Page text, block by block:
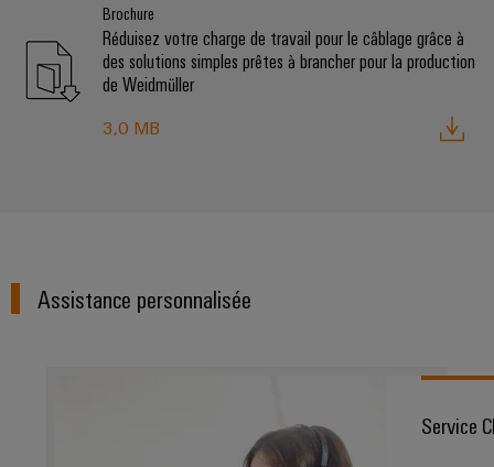
Brochure
Réduisez votre charge de travail pour le câblage grâce à
des solutions simples prêtes à brancher pour la production
de Weidmüller
3,0 MB
Assistance personnalisée
Service